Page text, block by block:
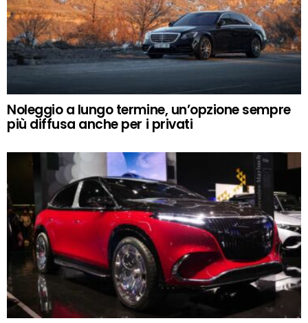
Noleggio a lungo termine, un’opzione sempre
più diffusa anche per i privati